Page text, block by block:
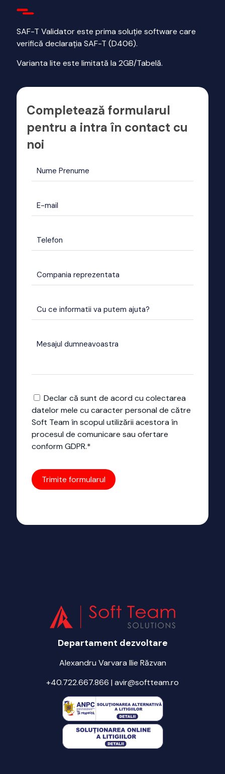
SAF-T Validator este prima soluție software care
verifică declarația SAF-T (D406).
Varianta lite este limitată la 2GB/Tabelă.
Completează formularul
pentru a intra în contact cu
noi
Declar că sunt de acord cu colectarea
datelor mele cu caracter personal de către
Soft Team în scopul utilizării acestora în
procesul de comunicare sau ofertare
conform GDPR.*
Departament dezvoltare
Alexandru Varvara Ilie Răzvan
+40.722.667.866 | avir@softteam.ro